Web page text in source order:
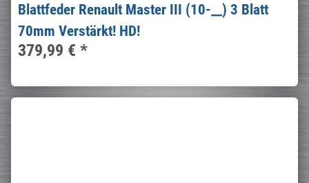
Blattfeder Renault Master III (10-__) 3 Blatt
70mm Verstärkt! HD!
379,99 € *